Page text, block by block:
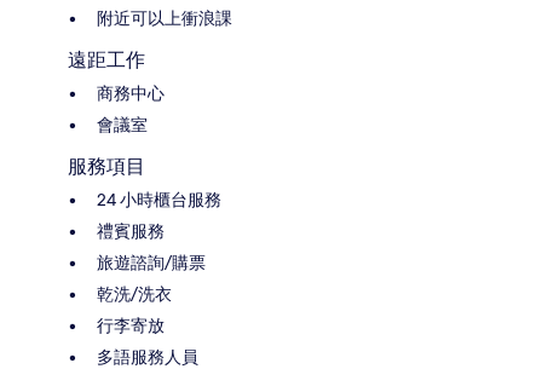
附近可以上衝浪課
遠距工作
商務中心
會議室
服務項目
24 小時櫃台服務
禮賓服務
旅遊諮詢/購票
乾洗/洗衣
行李寄放
多語服務人員